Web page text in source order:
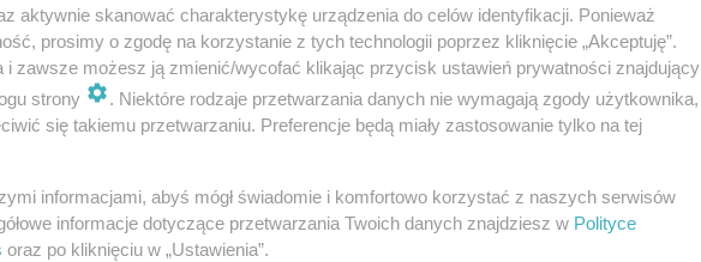
aktywnie skanować charakterystykę urządzenia do celów identyfikacji. Ponieważ
prosimy o zgodę na korzystanie z tych technologii poprzez kliknięcie „Akceptuję”.
i zawsze możesz ją zmienić/wycofać klikając przycisk ustawień prywatności znajdujący
strony
. Niektóre rodzaje przetwarzania danych nie wymagają zgody użytkownika,
się takiemu przetwarzaniu. Preferencje będą miały zastosowanie tylko na tej
informacjami, abyś mógł świadomie i komfortowo korzystać z naszych serwisów
informacje dotyczące przetwarzania Twoich danych znajdziesz w Polityce
oraz po kliknięciu w „Ustawienia”.